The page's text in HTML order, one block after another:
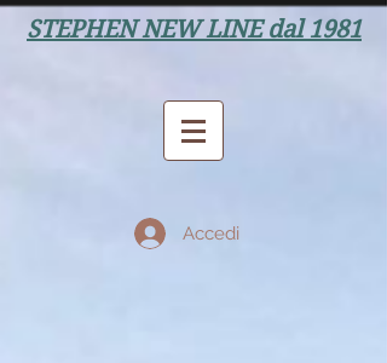
STEPHEN NEW LINE dal 1981
Accedi